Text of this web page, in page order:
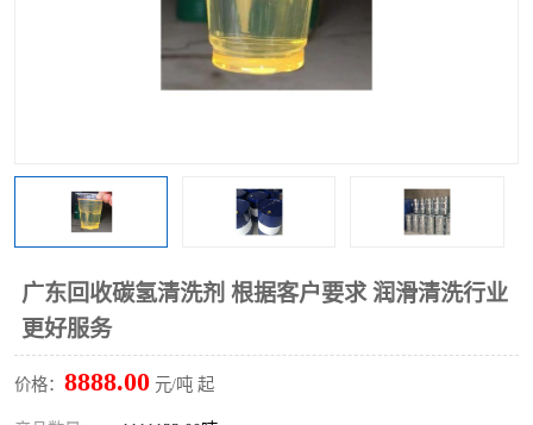
广东回收碳氢清洗剂 根据客户要求 润滑清洗行业
更好服务
价格： 8888.00 元/吨 起